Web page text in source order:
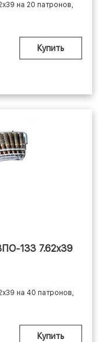
на 20 патронов,
Купить
133 7.62x39
на 40 патронов,
Купить